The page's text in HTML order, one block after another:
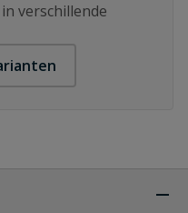
verschillende